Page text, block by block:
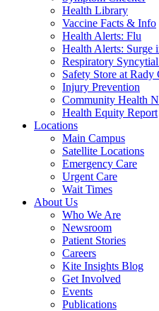
Health Library
Vaccine Facts & Info
Health Alerts: Flu
Health Alerts: Surge
Respiratory
Safety Store at Rady
Injury Prevention
Community Health
Health Equity Report
Locations
Main Campus
Satellite Locations
Emergency Care
Urgent Care
Wait Times
About Us
Who We Are
Newsroom
Patient Stories
Careers
Kite Insights Blog
Get Involved
Events
Publications